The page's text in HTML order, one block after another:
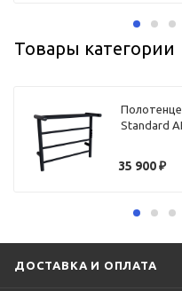
Товары категории
Standard
35 900₽
ДОСТАВКА И ОПЛАТА